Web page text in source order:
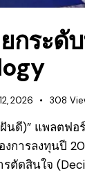
กระ
2026 308
นดี)” แพลตฟ
การลงทุนปี
ตัดสินใจ